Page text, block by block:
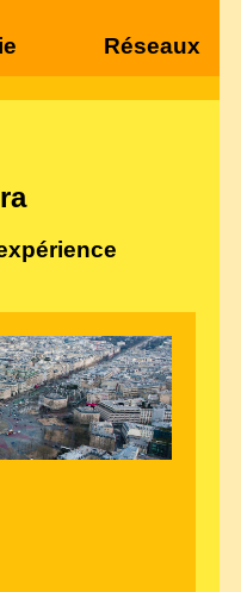
Réseaux